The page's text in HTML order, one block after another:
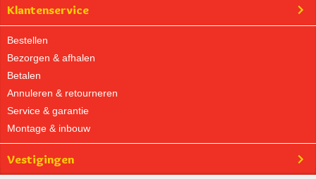
Klantenservice
Bestellen
Bezorgen & afhalen
Betalen
Annuleren & retourneren
Service & garantie
Montage & inbouw
Vestigingen